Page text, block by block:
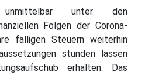
unter den
Folgen der Corona-
fälligen Steuern weiterhin
stunden lassen
erhalten. Das